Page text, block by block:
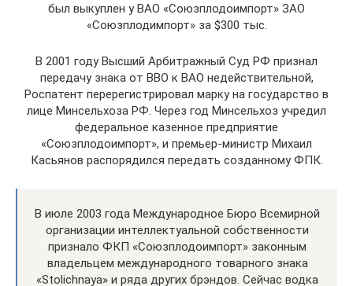
был выкуплен у ВАО «Союзплодоимпорт» ЗАО
«Союзплодимпорт» за $300 тыс.
В 2001 году Высший Арбитражный Суд РФ признал
передачу знака от ВВО к ВАО недействительной,
Роспатент перерегистрировал марку на государство в
лице Минсельхоза РФ. Через год Минсельхоз учредил
федеральное казенное предприятие
«Союзплодоимпорт», и премьер-министр Михаил
Касьянов распорядился передать созданному ФПК.
В июле 2003 года Международное Бюро Всемирной
организации интеллектуальной собственности
признало ФКП «Союзплодоимпорт» законным
владельцем международного товарного знака
«Stolichnaya» и ряда других брэндов. Сейчас водка